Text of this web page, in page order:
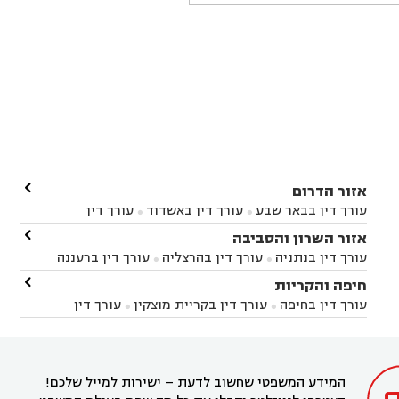
אזור הדרום
עורך דין בבאר שבע  עורך דין באשדוד 
עורך דין
באשקלון
עורך דין בבאר טוביה עורך דין בגן יבנה
עורך דין בניר הבנים עורך דין בערד
זיקים
עורך דין בנתיבות עורך דין בקרית מלאכי

אזור השרון והסביבה
עורך דין בנתניה  עורך דין בהרצליה  עורך דין ברעננה
עורך דין בחדרה עורך דין בכפר סבא
עורך דין בהוד
השרון
עורך דין באבן יהודה
עורך דין בחריש עורך דין בקיסריה עורך דין בקדימה

חיפה והקריות
עורך דין בחיפה  עורך דין בקריית מוצקין 
עורך דין
בקרית מוצקין
עורך דין בקריית אתא
עורך דין

המידע המשפטי שחשוב לדעת – ישירות למייל שלכם!